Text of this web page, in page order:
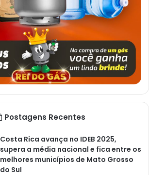
Postagens Recentes
Costa Rica avança no IDEB 2025,
supera a média nacional e fica entre os
melhores municípios de Mato Grosso
do Sul